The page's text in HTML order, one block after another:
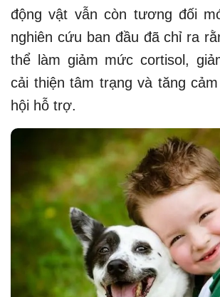
động vật vẫn còn tương đối
nghiên cứu ban đầu đã chỉ ra
thể làm giảm mức cortisol,
cải thiện tâm trạng và tăng
hội hỗ trợ.